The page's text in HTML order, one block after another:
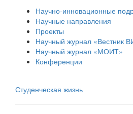
Научно-инновационные
Научные направления
Проекты
Научный журнал «Вестник
Научный журнал «МОИТ»
Конференции
Студенческая жизнь